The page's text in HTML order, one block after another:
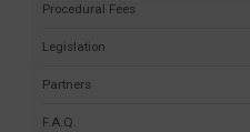
Procedural Fees
Legislation
Partners
F.A.Q.